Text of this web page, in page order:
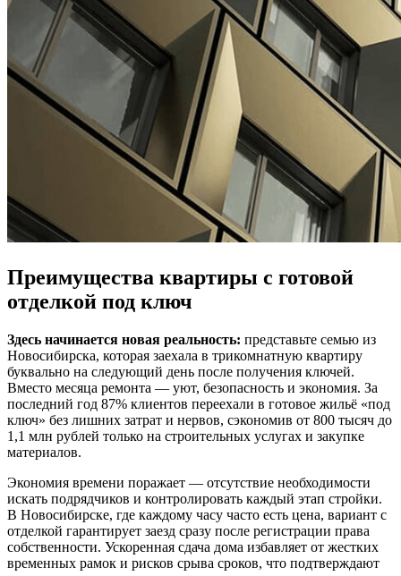
Преимущества квартиры с готовой
отделкой под ключ
Здесь начинается новая реальность: представьте семью из
Новосибирска, которая заехала в трикомнатную квартиру
буквально на следующий день после получения ключей.
Вместо месяца ремонта — уют, безопасность и экономия. За
последний год 87% клиентов переехали в готовое жильё «под
ключ» без лишних затрат и нервов, сэкономив от 800 тысяч до
1,1 млн рублей только на строительных услугах и закупке
материалов.
Экономия времени поражает — отсутствие необходимости
искать подрядчиков и контролировать каждый этап стройки.
В Новосибирске, где каждому часу часто есть цена, вариант с
отделкой гарантирует заезд сразу после регистрации права
собственности. Ускоренная сдача дома избавляет от жестких
временных рамок и рисков срыва сроков, что подтверждают